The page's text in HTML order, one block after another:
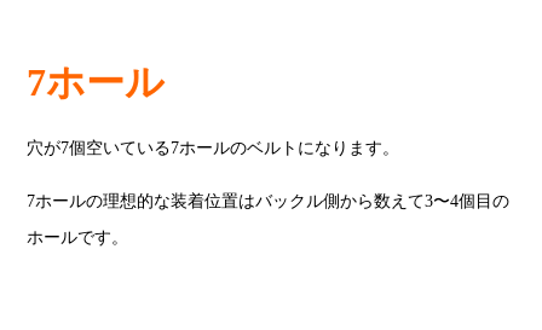
7ホール
穴が7個空いている7ホールのベルトになります。
7ホールの理想的な装着位置はバックル側から数えて3〜4個目の
ホールです。